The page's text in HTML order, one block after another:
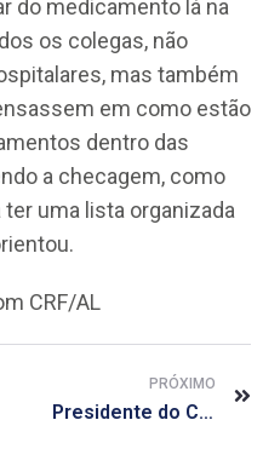
do medicamento lá na
os colegas, não
mas também
em como estão
dentro das
a checagem, como
uma lista organizada
CRF/AL
PRÓXIMO
Presidente do CRF/AL participa de mesa de abertura de Oficina Farmacêutica na UFAL